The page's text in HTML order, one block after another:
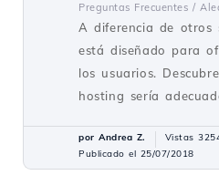
Preguntas Frecuentes /
A diferencia de otros
está diseñado para
los usuarios.
hosting sería
por Andrea Z. Vistas
Publicado el 25/07/2018